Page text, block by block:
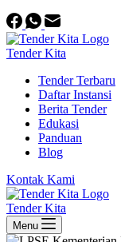
Tender Kita
Tender Terbaru
Daftar Instansi
Berita Tender
Edukasi
Panduan
Blog
Kontak Kami
Tender Kita
Menu